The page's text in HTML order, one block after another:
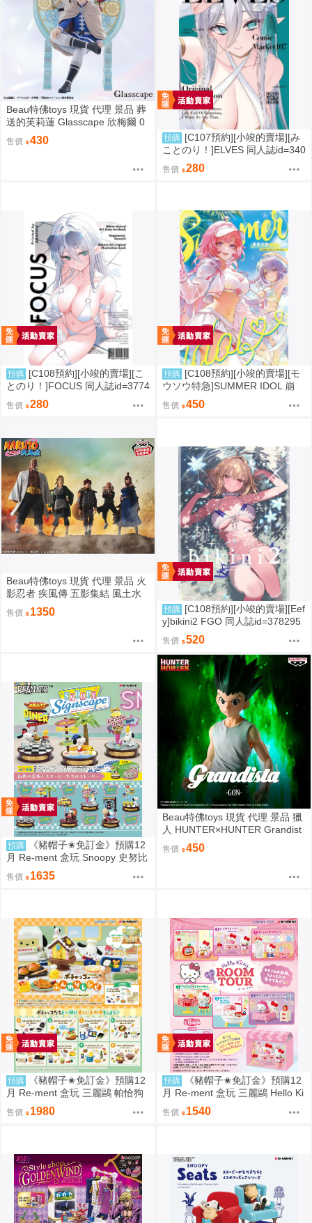
Beau特佛toys 現貨 代理 景品 葬
送的芙莉蓮 Glasscape 欣梅爾 0
售價 430 預購 [C107預約][小竣的賣場][み
ことのり！]ELVES 同人誌id=340
售價 280
預購 [C108預約][小竣的賣場][こ
とのり！]FOCUS 同人誌id=3774
售價 280
預購 [C108預約][小竣的賣場][モ
ウソウ特急]SUMMER IDOL 崩
壞：星穹鐵道 同人誌id=3758363
售價 450
Beau特佛toys 現貨 代理 景品 火
影忍者 疾風傳 五影集結 風土水
影 我愛羅 大野木 照美冥 0302
售價 1350 預購 [C108預約][小竣的賣場][Eef
y]bikini2 FGO 同人誌id=378295
7
售價 520
預購
《豬帽子✬免訂金》預購12
月 Re-ment 盒玩 Snoopy 史努比
街角招牌場景 中盒6入 0816
售價 1635
Beau特佛toys 現貨 代理 景品 獵
人 HUNTER×HUNTER Grandist
a 小傑 0206
售價 450
預購
《豬帽子✬免訂金》預購12
月 Re-ment 盒玩 三麗鷗 帕恰狗
烘焙食譜 中盒8入 0816
售價 1980
預購
《豬帽子✬免訂金》預購12
月 Re-ment 盒玩 三麗鷗 Hello Ki
tty 秘密房間之旅 中盒6入 0816
售價 1540